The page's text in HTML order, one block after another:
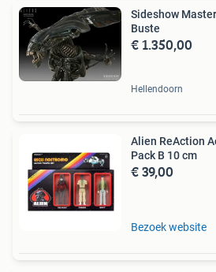
Sideshow
Buste
€ 1.350,00
Hellendoorn
Alien ReAction
Pack B 10 cm
€ 39,00
Bezoek website